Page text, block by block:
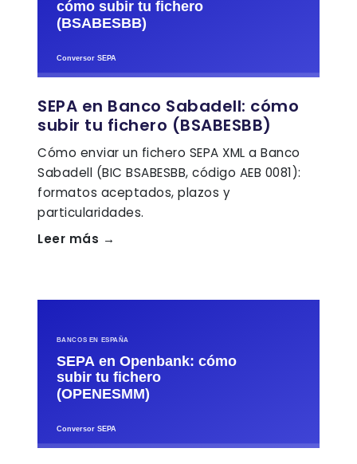
SEPA en Banco Sabadell: cómo
subir tu fichero (BSABESBB)
Cómo enviar un fichero SEPA XML a Banco
Sabadell (BIC BSABESBB, código AEB 0081):
formatos aceptados, plazos y
particularidades.
Leer más →